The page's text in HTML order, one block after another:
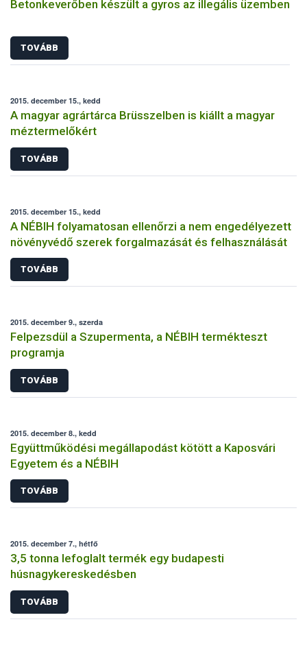
Betonkeverőben készült a gyros az illegális üzemben
TOVÁBB
2015. december 15., kedd
A magyar agrártárca Brüsszelben is kiállt a magyar
méztermelőkért
TOVÁBB
2015. december 15., kedd
A NÉBIH folyamatosan ellenőrzi a nem engedélyezett
növényvédő szerek forgalmazását és felhasználását
TOVÁBB
2015. december 9., szerda
Felpezsdül a Szupermenta, a NÉBIH termékteszt
programja
TOVÁBB
2015. december 8., kedd
Együttműködési megállapodást kötött a Kaposvári
Egyetem és a NÉBIH
TOVÁBB
2015. december 7., hétfő
3,5 tonna lefoglalt termék egy budapesti
húsnagykereskedésben
TOVÁBB